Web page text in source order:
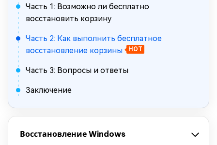
Часть 1: Возможно ли бесплатно
восстановить корзину
Часть 2: Как выполнить бесплатное
восстановление корзины
HOT
Часть 3: Вопросы и ответы
Заключение
Восстановление Windows